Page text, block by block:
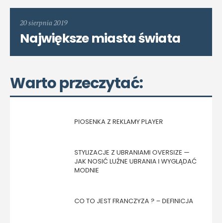
20 sierpnia 2019
Największe miasta świata
Warto przeczytać:
PIOSENKA Z REKLAMY PLAYER
STYLIZACJE Z UBRANIAMI OVERSIZE —
JAK NOSIĆ LUŹNE UBRANIA I WYGLĄDAĆ
MODNIE
CO TO JEST FRANCZYZA ? – DEFINICJA